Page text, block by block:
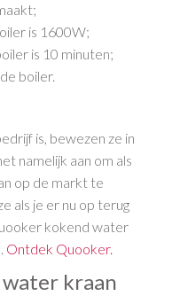
is 1600W;
is 10 minuten;
boiler.
is, bewezen ze in
namelijk aan om als
op de markt te
als je er nu op terug
kokend water
Ontdek Quooker.
kraan